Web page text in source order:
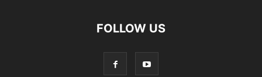
FOLLOW US